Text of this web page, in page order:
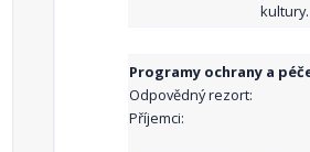
kultury.
Programy ochrany a
Odpovědný rezort:
Příjemci: